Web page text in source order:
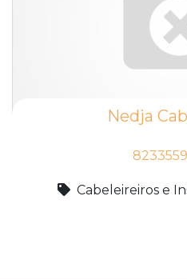
Nedja
Cabeleireiros e